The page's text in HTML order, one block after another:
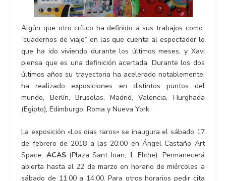
Algún que otro crítico ha definido a sus trabajos como
“cuadernos de viaje” en las que cuenta al espectador lo
que ha ido viviendo durante los últimos meses, y Xavi
piensa que es una definición acertada. Durante los dos
últimos años su trayectoria ha acelerado notablemente,
ha realizado exposiciones en distintos puntos del
mundo, Berlín, Bruselas, Madrid, Valencia, Hurghada
(Egipto), Edimburgo, Roma y Nueva York.
La exposición «Los días raros» se inaugura el sábado 17
de febrero de 2018 a las 20:00 en Ángel Castaño Art
Space, ACAS(Plaza Sant Joan, 1. Elche). Permanecerá
abierta hasta al 22 de marzo en horario de miércoles a
sábado de 11:00 a 14:00. Para otros horarios pedir cita